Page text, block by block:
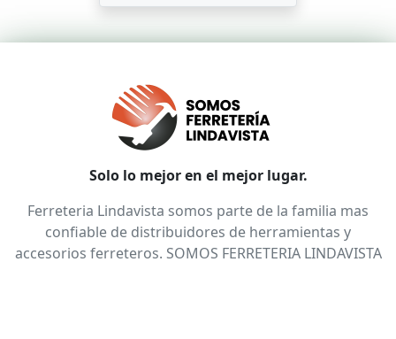
Solo lo mejor en el mejor lugar.
Ferreteria Lindavista somos parte de la familia mas
confiable de distribuidores de herramientas y
accesorios ferreteros. SOMOS FERRETERIA LINDAVISTA